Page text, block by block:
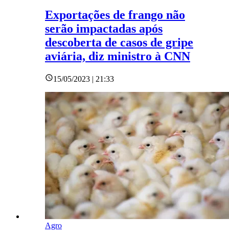
Exportações de frango não
serão impactadas após
descoberta de casos de gripe
aviária, diz ministro à CNN
15/05/2023 | 21:33
Agro